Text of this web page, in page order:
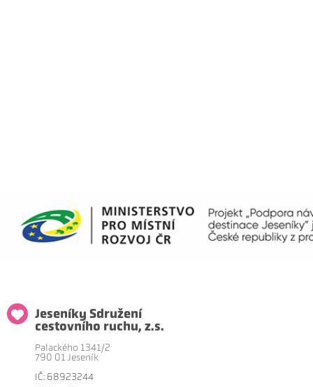
Jeseníky Sdružení
cestovního ruchu, z.s.
Palackého 1341/2
790 01 Jeseník
IČ: 68923244